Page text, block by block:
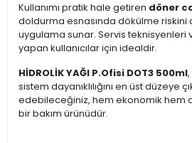
Kullanımı pratik hale getiren döner
doldurma esnasında dökülme riskini
uygulama sunar. Servis teknisyenleri
yapan kullanıcılar için idealdir.
HİDROLİK YAĞI P.Ofisi DOT3 500ml
sistem dayanıklılığını en üst düzeye
edebileceğiniz, hem ekonomik hem
bir bakım ürünüdür.